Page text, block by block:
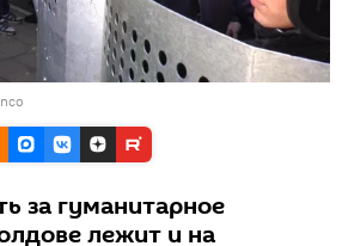
за гуманитарное
лежит и на